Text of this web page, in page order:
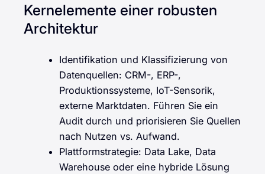
Kernelemente einer robusten
Architektur
Identifikation und Klassifizierung von
Datenquellen: CRM-, ERP-,
Produktionssysteme, IoT-Sensorik,
externe Marktdaten. Führen Sie ein
Audit durch und priorisieren Sie Quellen
nach Nutzen vs. Aufwand.
Plattformstrategie: Data Lake, Data
Warehouse oder eine hybride Lösung